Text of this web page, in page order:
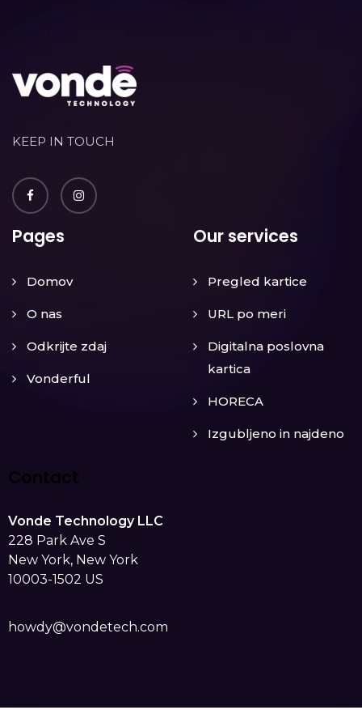
KEEP IN TOUCH
Pages
Domov
O nas
Odkrijte zdaj
Vonderful
Our services
Pregled kartice
URL po meri
Digitalna poslovna
kartica
HORECA
Izgubljeno in najdeno
Contact
Vonde Technology LLC
228 Park Ave S
New York, New York
10003-1502 US
howdy@vondetech.com